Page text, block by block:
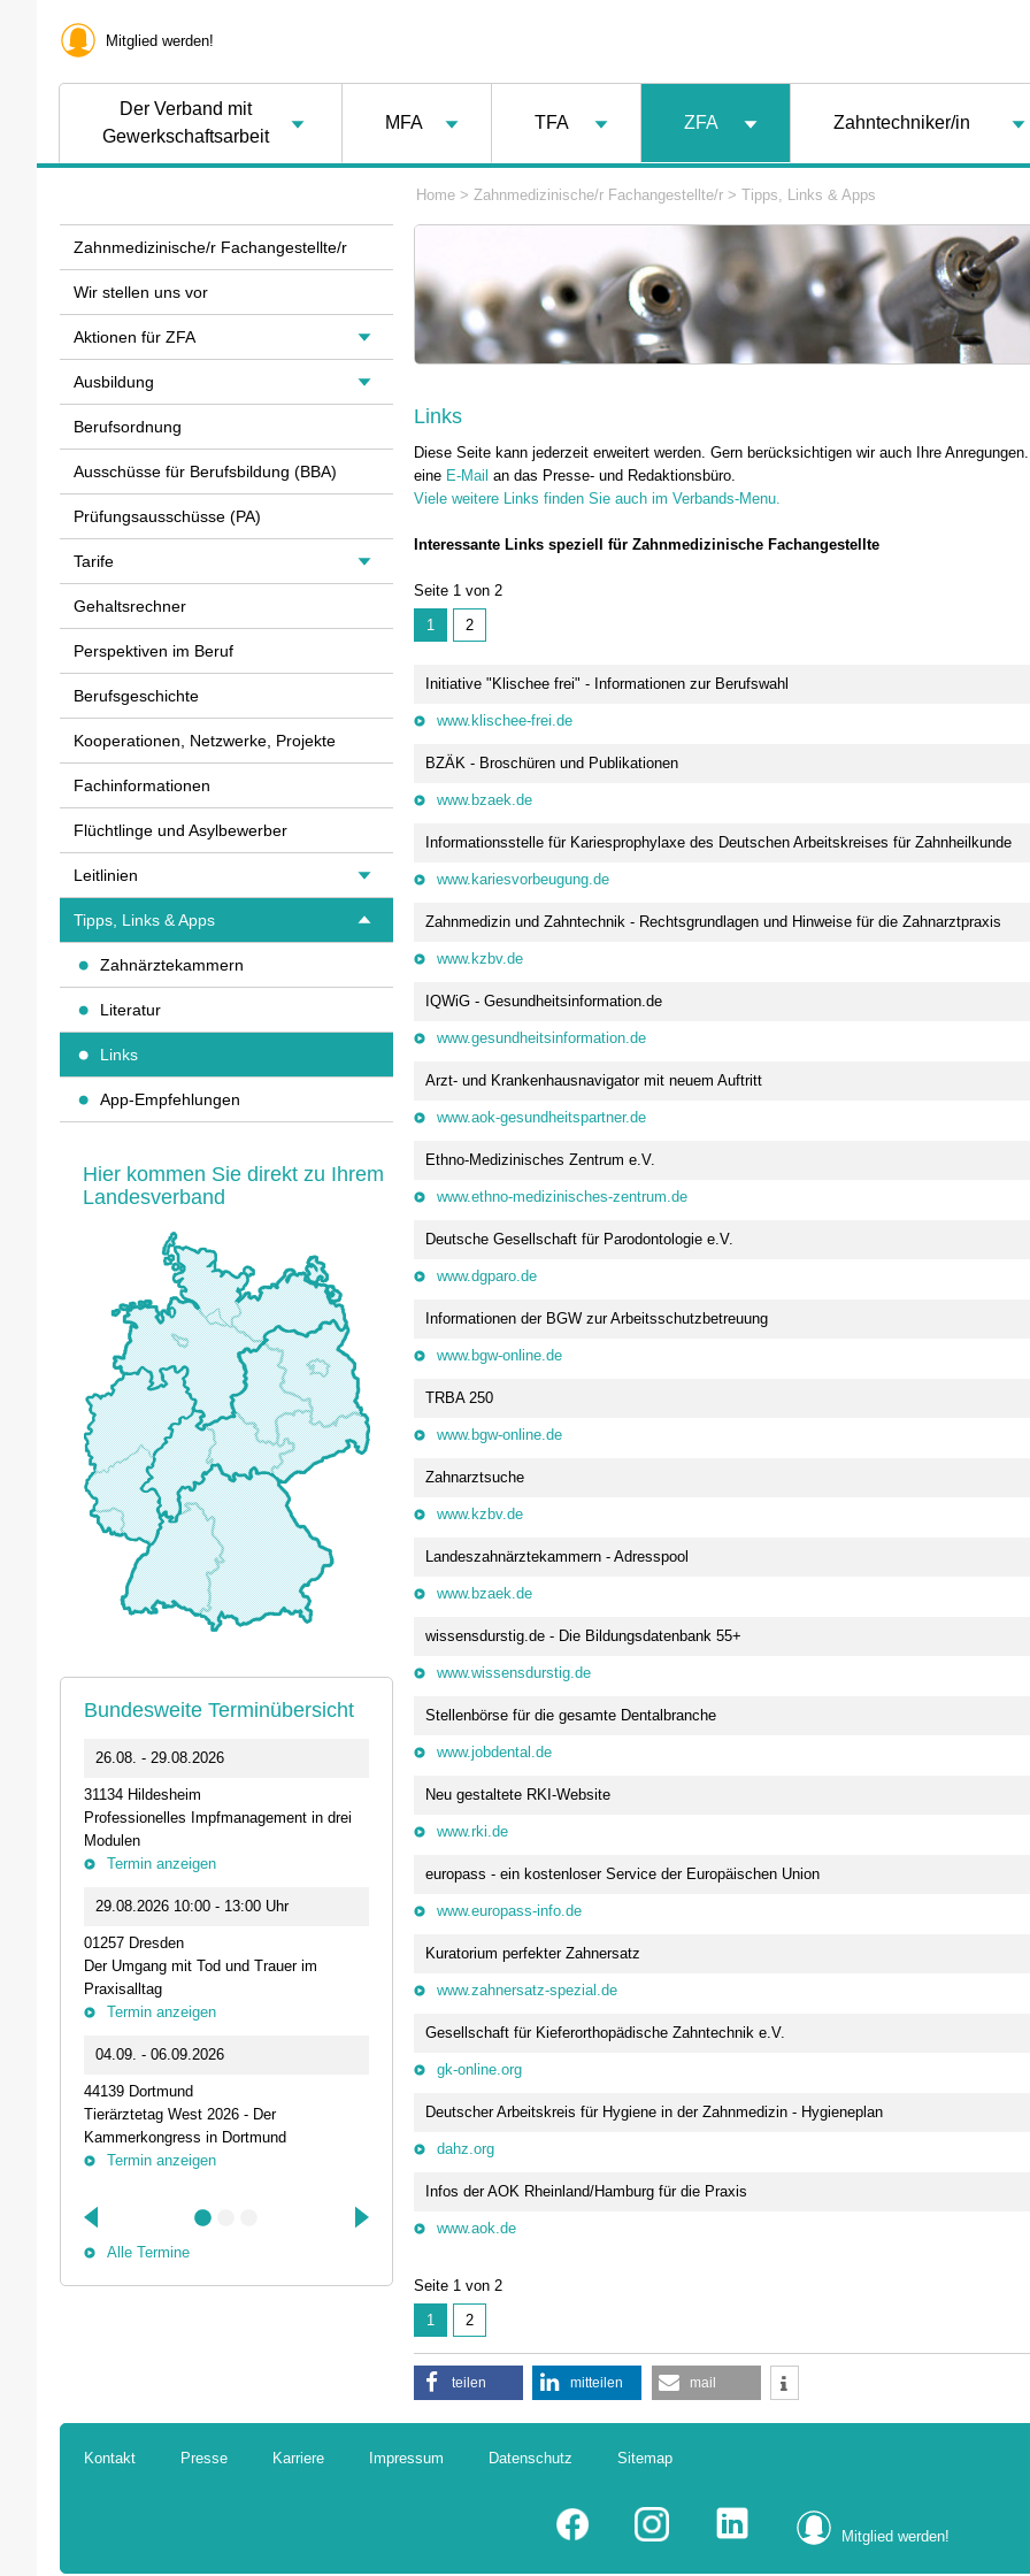
Mitglied werden!
Der Verband mit
Gewerkschaftsarbeit
MFA TFA ZFA Zahntechniker/in
Home > Zahnmedizinische/r Fachangestellte/r > Tipps, Links & Apps
Links
Diese Seite kann jederzeit erweitert werden. Gern berücksichtigen wir auch Ihre
eine E-Mail an das Presse- und Redaktionsbüro.
Viele weitere Links finden Sie auch im Verbands-Menu.
Interessante Links speziell für Zahnmedizinische Fachangestellte
Seite 1 von 2
1
2
Initiative "Klischee frei" - Informationen zur Berufswahl
www.klischee-frei.de
BZÄK - Broschüren und Publikationen
www.bzaek.de
Informationsstelle für Kariesprophylaxe des Deutschen Arbeitskreises für Zahnheilkunde
www.kariesvorbeugung.de
Zahnmedizin und Zahntechnik - Rechtsgrundlagen und Hinweise für die Zahnarztpraxis
www.kzbv.de
IQWiG - Gesundheitsinformation.de
www.gesundheitsinformation.de
Arzt- und Krankenhausnavigator mit neuem Auftritt
www.aok-gesundheitspartner.de
Ethno-Medizinisches Zentrum e.V.
www.ethno-medizinisches-zentrum.de
Deutsche Gesellschaft für Parodontologie e.V.
www.dgparo.de
Informationen der BGW zur Arbeitsschutzbetreuung
www.bgw-online.de
TRBA 250
www.bgw-online.de
Zahnarztsuche
www.kzbv.de
Landeszahnärztekammern - Adresspool
www.bzaek.de
wissensdurstig.de - Die Bildungsdatenbank 55+
www.wissensdurstig.de
Stellenbörse für die gesamte Dentalbranche
www.jobdental.de
Neu gestaltete RKI-Website
www.rki.de
europass - ein kostenloser Service der Europäischen Union
www.europass-info.de
Kuratorium perfekter Zahnersatz
www.zahnersatz-spezial.de
Gesellschaft für Kieferorthopädische Zahntechnik e.V.
gk-online.org
Deutscher Arbeitskreis für Hygiene in der Zahnmedizin - Hygieneplan
dahz.org
Infos der AOK Rheinland/Hamburg für die Praxis
www.aok.de
Seite 1 von 2
1
2
teilen mitteilen mail
Zahnmedizinische/r Fachangestellte/r
Wir stellen uns vor
Aktionen für ZFA
Ausbildung
Berufsordnung
Ausschüsse für Berufsbildung (BBA)
Prüfungsausschüsse (PA)
Tarife
Gehaltsrechner
Perspektiven im Beruf
Berufsgeschichte
Kooperationen, Netzwerke, Projekte
Fachinformationen
Flüchtlinge und Asylbewerber
Leitlinien
Tipps, Links & Apps
Zahnärztekammern
Literatur
Links
App-Empfehlungen
Hier kommen Sie direkt zu Ihrem
Landesverband
Bundesweite Terminübersicht
26.08. - 29.08.2026
31134 Hildesheim
Professionelles Impfmanagement in drei
Modulen
Termin anzeigen
29.08.2026 10:00 - 13:00 Uhr
01257 Dresden
Der Umgang mit Tod und Trauer im
Praxisalltag
Termin anzeigen
04.09. - 06.09.2026
44139 Dortmund
Tierärztetag West 2026 - Der
Kammerkongress in Dortmund
Termin anzeigen
11.09.2026 19:00 Uhr
46562 Voerde
Termin anzeigen
23.09.2026 15:00 - 16:30 Uhr
Live-Online Seminar
IQN: Neue Impulse für den Praxisalltag:
Fehler passieren – Umgang mit Fehlern
und die Bedeutung von CIRS-NRW
Kleine Pausen – Große Wirkung
herausfordernde Arbeitstage
Termin anzeigen
Termin anzeigen
Alle Termine
Kontakt Presse Karriere Impressum Datenschutz Sitemap
Mitglied werden!